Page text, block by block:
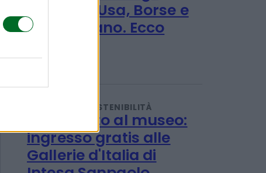
INVESTIMENTI E MERCATI
occupati Usa, Borse e
TENDENZE E SOSTENIBILITÀ